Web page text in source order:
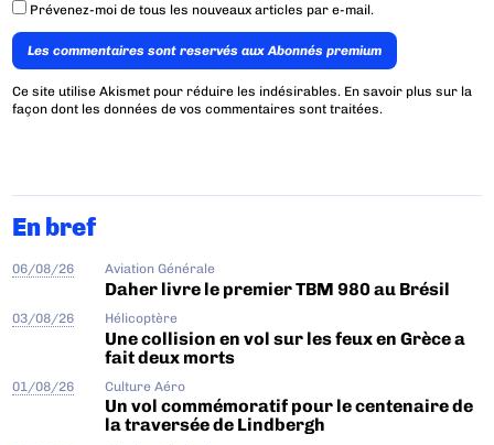
Prévenez-moi de tous les nouveaux articles par e-mail.
Les commentaires sont reservés aux Abonnés premium
Ce site utilise Akismet pour réduire les indésirables. En savoir plus sur la
façon dont les données de vos commentaires sont traitées.
En bref
06/08/26 Aviation Générale
Daher livre le premier TBM 980 au Brésil
03/08/26 Hélicoptère
Une collision en vol sur les feux en Grèce a
fait deux morts
01/08/26 Culture Aéro
Un vol commémoratif pour le centenaire de
la traversée de Lindbergh